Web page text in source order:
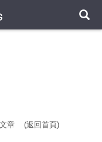
章 (返回首頁)